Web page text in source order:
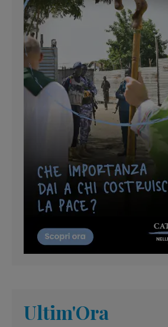
Ultim'Ora